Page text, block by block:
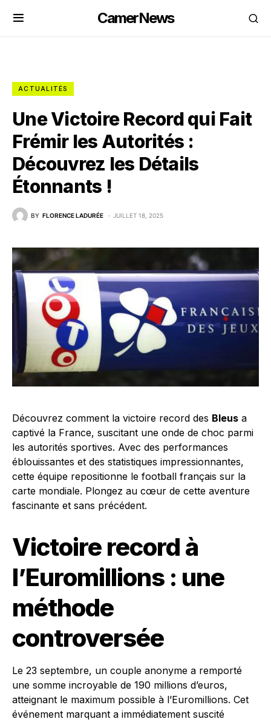
CamerNews
ACTUALITÉS
Une Victoire Record qui Fait
Frémir les Autorités :
Découvrez les Détails
Étonnants !
BY FLORENCE LADURÉE JUILLET 18, 2025
Découvrez comment la victoire record des Bleus a
captivé la France, suscitant une onde de choc parmi
les autorités sportives. Avec des performances
éblouissantes et des statistiques impressionnantes,
cette équipe repositionne le football français sur la
carte mondiale. Plongez au cœur de cette aventure
fascinante et sans précédent.
Victoire record à
l’Euromillions : une
méthode
controversée
Le 23 septembre, un couple anonyme a remporté
une somme incroyable de 190 millions d’euros,
atteignant le maximum possible à l’Euromillions. Cet
événement marquant a immédiatement suscité